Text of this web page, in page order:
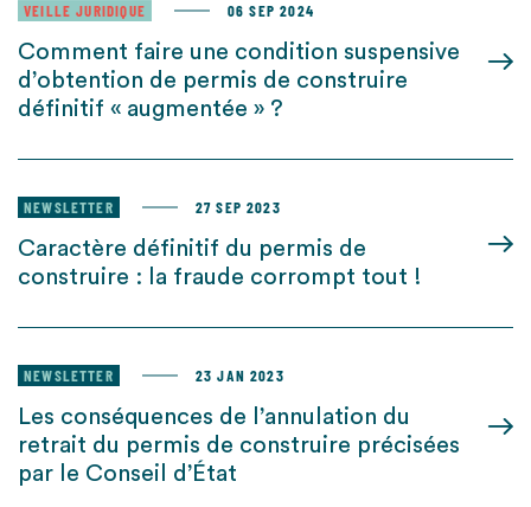
VEILLE JURIDIQUE 06 SEP 2024
Comment faire une condition suspensive
d’obtention de permis de construire
définitif « augmentée » ?
NEWSLETTER 27 SEP 2023
Caractère définitif du permis de
construire : la fraude corrompt tout !
NEWSLETTER 23 JAN 2023
Les conséquences de l’annulation du
retrait du permis de construire précisées
par le Conseil d’État